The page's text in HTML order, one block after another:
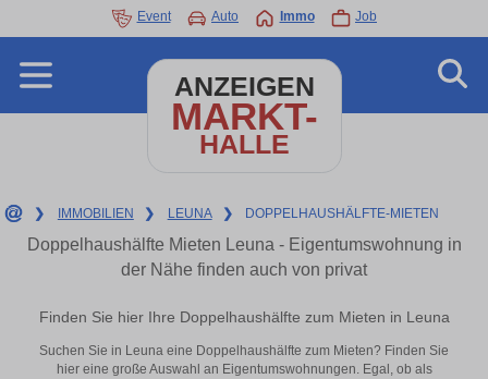
Event Auto Immo Job
ANZEIGEN
MARKT-
HALLE
❯ IMMOBILIEN ❯ LEUNA ❯ DOPPELHAUSHÄLFTE-MIETEN
Doppelhaushälfte Mieten Leuna - Eigentumswohnung in
der Nähe finden auch von privat
Finden Sie hier Ihre Doppelhaushälfte zum Mieten in Leuna
Suchen Sie in Leuna eine Doppelhaushälfte zum Mieten? Finden Sie
hier eine große Auswahl an Eigentumswohnungen. Egal, ob als